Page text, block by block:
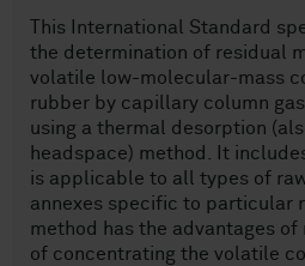
This International Standard
the determination of residual
volatile low-molecular-mass
rubber by capillary column
using a thermal desorption
headspace) method. It
is applicable to all types of
annexes specific to particular
method has the advantages
of concentrating the volatile